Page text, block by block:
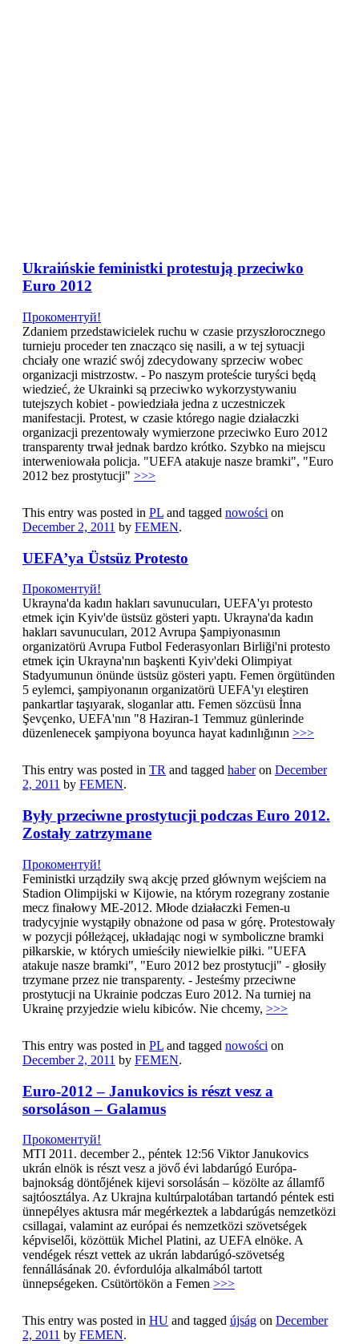
Ukraińskie feministki protestują przeciwko
Euro 2012
Прокоментуй!
Zdaniem przedstawicielek ruchu w czasie przyszłorocznego
turnieju proceder ten znacząco się nasili, a w tej sytuacji
chciały one wrazić swój zdecydowany sprzeciw wobec
organizacji mistrzostw. - Po naszym proteście turyści będą
wiedzieć, że Ukrainki są przeciwko wykorzystywaniu
tutejszych kobiet - powiedziała jedna z uczestniczek
manifestacji. Protest, w czasie którego nagie działaczki
organizacji prezentowały wymierzone przeciwko Euro 2012
transparenty trwał jednak bardzo krótko. Szybko na miejscu
interweniowała policja. "UEFA atakuje nasze bramki", "Euro
2012 bez prostytucji" >>>
This entry was posted in PL and tagged nowości on
December 2, 2011 by FEMEN.
UEFA’ya Üstsüz Protesto
Прокоментуй!
Ukrayna'da kadın hakları savunucuları, UEFA'yı protesto
etmek için Kyiv'de üstsüz gösteri yaptı. Ukrayna'da kadın
hakları savunucuları, 2012 Avrupa Şampiyonasının
organizatörü Avrupa Futbol Federasyonları Birliği'ni protesto
etmek için Ukrayna'nın başkenti Kyiv'deki Olimpiyat
Stadyumunun önünde üstsüz gösteri yaptı. Femen örgütünden
5 eylemci, şampiyonanın organizatörü UEFA'yı eleştiren
pankartlar taşıyarak, sloganlar attı. Femen sözcüsü İnna
Şevçenko, UEFA'nın "8 Haziran-1 Temmuz günlerinde
düzenlenecek şampiyona boyunca hayat kadınlığının >>>
This entry was posted in TR and tagged haberon December
2, 2011 by FEMEN.
Były przeciwne prostytucji podczas Euro 2012.
Zostały zatrzymane
Прокоментуй!
Feministki urządziły swą akcję przed głównym wejściem na
Stadion Olimpijski w Kijowie, na którym rozegrany zostanie
mecz finałowy ME-2012. Młode działaczki Femen-u
tradycyjnie wystąpiły obnażone od pasa w górę. Protestowały
w pozycji półleżącej, układając nogi w symboliczne bramki
piłkarskie, w których umieściły niewielkie piłki. "UEFA
atakuje nasze bramki", "Euro 2012 bez prostytucji" - głosiły
trzymane przez nie transparenty. - Jesteśmy przeciwne
prostytucji na Ukrainie podczas Euro 2012. Na turniej na
Ukrainę przyjedzie wielu kibiców. Nie chcemy, >>>
This entry was posted in PL and tagged nowości on
December 2, 2011 by FEMEN.
Euro-2012 – Janukovics is részt vesz a
sorsoláson – Galamus
Прокоментуй!
MTI 2011. december 2., péntek 12:56 Viktor Janukovics
ukrán elnök is részt vesz a jövő évi labdarúgó Európa-
bajnokság döntőjének kijevi sorsolásán – közölte az államfő
sajtóosztálya. Az Ukrajna kultúrpalotában tartandó péntek esti
ünnepélyes aktusra már megérkeztek a labdarúgás nemzetközi
csillagai, valamint az európai és nemzetközi szövetségek
képviselői, közöttük Michel Platini, az UEFA elnöke. A
vendégek részt vettek az ukrán labdarúgó-szövetség
fennállásának 20. évfordulója alkalmából tartott
ünnepségeken. Csütörtökön a Femen >>>
This entry was posted in HU and tagged újság on December
2, 2011 by FEMEN.